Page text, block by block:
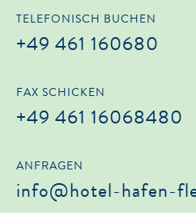
TELEFONISCH BUCHEN
+49 461 160680
FAX SCHICKEN
+49 461 16068480
ANFRAGEN
info@hotel-hafen-